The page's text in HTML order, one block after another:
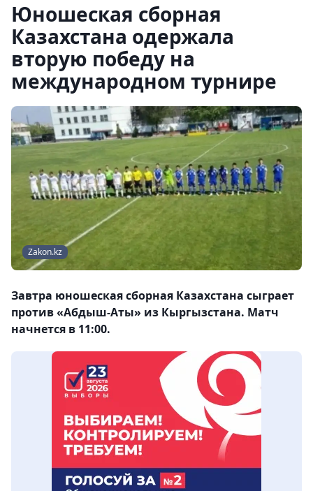
Юношеская сборная
Казахстана одержала
вторую победу на
международном турнире
Zakon.kz
Завтра юношеская сборная Казахстана сыграет
против «Абдыш-Аты» из Кыргызстана. Матч
начнется в 11:00.